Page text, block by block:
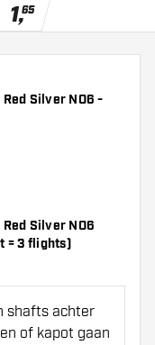
1,65
Silver NO6 -
Silver NO6
= 3 flights)
shafts achter
of kapot gaan